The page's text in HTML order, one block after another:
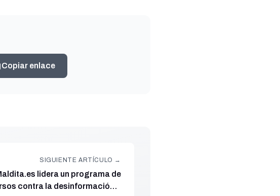
Copiar enlace
SIGUIENTE ARTÍCULO →
lidera un programa de
contra la desinformación a